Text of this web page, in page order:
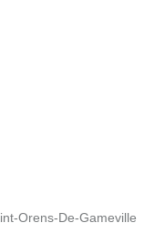
Orens-De-Gameville